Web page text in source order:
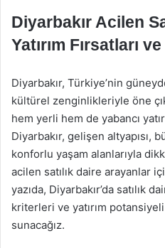
Diyarbakır Acilen
Yatırım Fırsatları
Diyarbakır, Türkiye’nin
kültürel zenginlikleriyle öne
hem yerli hem de yabancı
Diyarbakır, gelişen altyapısı,
konforlu yaşam alanlarıyla
acilen satılık daire arayanlar
yazıda, Diyarbakır’da satılık
kriterleri ve yatırım
sunacağız.